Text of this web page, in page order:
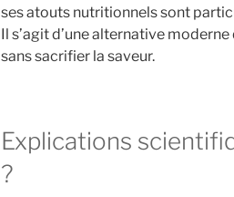
ses atouts nutritionnels sont
Il s’agit d’une alternative
sans sacrifier la saveur.
Explications
?